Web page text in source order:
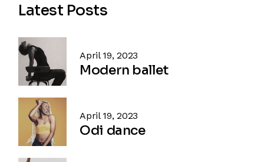
Latest Posts
Modern ballet
April 19, 2023
Odi dance
April 19, 2023